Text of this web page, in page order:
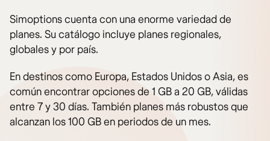
Simoptions cuenta con una enorme variedad de
planes. Su catálogo incluye planes regionales,
globales y por país.
En destinos como Europa, Estados Unidos o Asia, es
común encontrar opciones de 1 GB a 20 GB, válidas
entre 7 y 30 días. También planes más robustos que
alcanzan los 100 GB en periodos de un mes.